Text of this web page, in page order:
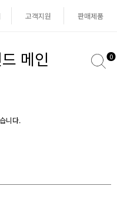
고객지원 판매제품
0
니다.